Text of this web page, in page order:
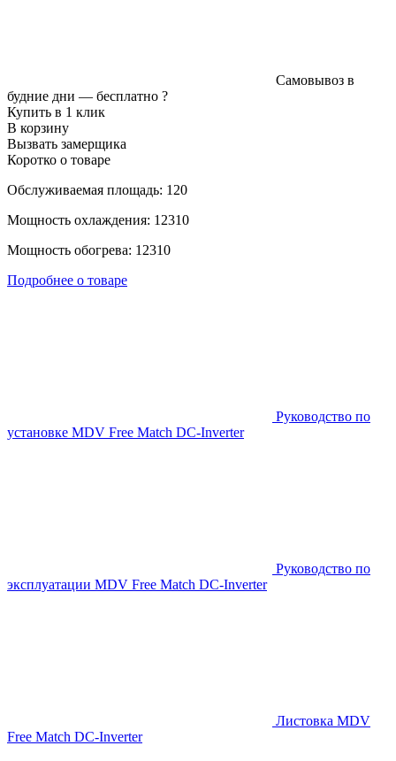
Самовывоз в
будние дни — бесплатно ?
Купить в 1 клик
В корзину
Вызвать замерщика
Коротко о товаре
Обслуживаемая площадь: 120
Мощность охлаждения: 12310
Мощность обогрева: 12310
Подробнее о товаре
Руководство по
установке MDV Free Match DC-Inverter
Руководство по
эксплуатации MDV Free Match DC-Inverter
Листовка MDV
Free Match DC-Inverter